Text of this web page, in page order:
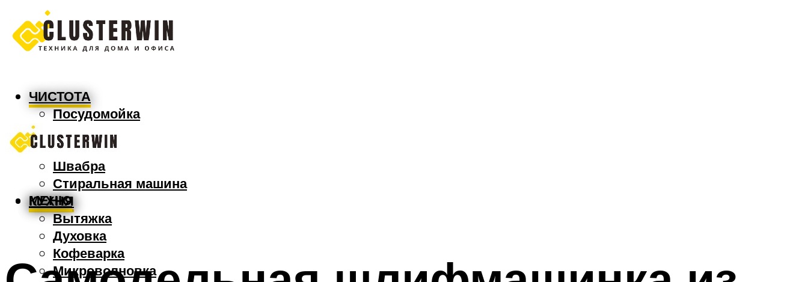
ЧИСТОТА
Посудомойка
Пылесос
Утюг
Швабра
Стиральная машина
КУХНЯ
Вытяжка
Духовка
Кофеварка
Микроволновка
МЕНЮ